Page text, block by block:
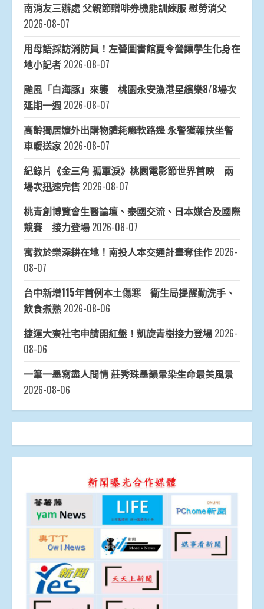
南消友三辦處 父親節贈啡券機能訓練服 慰勞消父
2026-08-07
用母語採訪消防員！左營圖書館夏令營讓學生化身在
地小記者 2026-08-07
颱風「白海豚」來襲 桃園永安漁港星繽樂8/8場次
延期一週 2026-08-07
高齡獨居嬤外出購物體耗癱軟路邊 永警獲報扶坐警
車暖送家 2026-08-07
紀錄片《金三角 孤軍淚》桃園電影節世界首映 兩
場次迅速完售 2026-08-07
桃青創博覽會生醫論壇、泰國交流、日本媒合及國際
競賽 接力登場 2026-08-07
寓教於樂深耕在地！南投人本交通計畫奪佳作 2026-
08-07
台中新增115年首例本土傷寒 衛生局提醒勤洗手、
飲食煮熟 2026-08-06
捷運大寮社宅申請開紅盤！凱旋青樹接力登場 2026-
08-06
一筆一墨寫盡人間情 莊秀珠墨韻暈染生命最美風景
2026-08-06